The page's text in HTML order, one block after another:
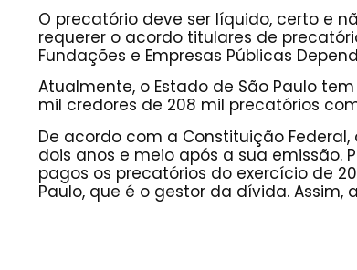
O precatório deve ser líquido, certo e
requerer o acordo titulares de
Fundações e Empresas Públicas
Atualmente, o Estado de São Paulo
mil credores de 208 mil precatórios
De acordo com a Constituição
dois anos e meio após a sua emissão.
pagos os precatórios do exercício de
Paulo, que é o gestor da dívida.